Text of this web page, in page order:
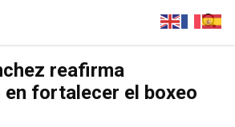
reafirma
fortalecer el boxeo